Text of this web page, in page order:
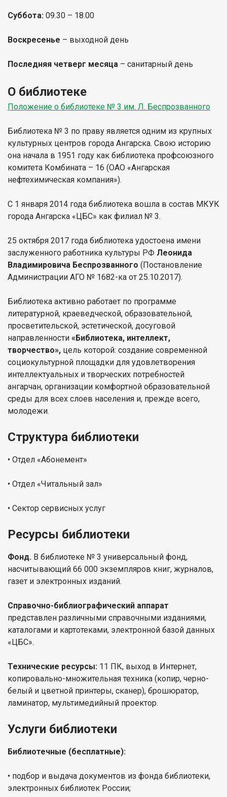
Суббота: 09.30 – 18.00
Воскресенье – выходной день
Последняя четверг месяца – санитарный день
О библиотеке
Положение о библиотеке № 3 им. Л. Беспрозванного
Библиотека № 3 по праву является одним из крупных
культурных центров города Ангарска. Свою историю
она начала в 1951 году как библиотека профсоюзного
комитета Комбината – 16 (ОАО «Ангарская
нефтехимическая компания»).
С 1 января 2014 года библиотека вошла в состав МКУК
города Ангарска «ЦБС» как филиал № 3.
25 октября 2017 года библиотека удостоена имени
заслуженного работника культуры РФ Леонида
Владимировича Беспрозванного (Постановление
Администрации АГО № 1682-ка от 25.10.2017).
Библиотека активно работает по программе
литературной, краеведческой, образовательной,
просветительской, эстетической, досуговой
направленности «Библиотека, интеллект,
творчество», цель которой: создание современной
социокультурной площадки для удовлетворения
интеллектуальных и творческих потребностей
ангарчан, организации комфортной образовательной
среды для всех слоев населения и, прежде всего,
молодежи.
Структура библиотеки
• Отдел «Абонемент»
• Отдел «Читальный зал»
• Сектор сервисных услуг
Ресурсы библиотеки
Фонд. В библиотеке № 3 универсальный фонд,
насчитывающий 66 000 экземпляров книг, журналов,
газет и электронных изданий.
Справочно-библиографический аппарат
представлен различными справочными изданиями,
каталогами и картотеками, электронной базой данных
«ЦБС».
Технические ресурсы: 11 ПК, выход в Интернет,
копировально-множительная техника (копир, черно-
белый и цветной принтеры, сканер), брошюратор,
ламинатор, мультимедийный проектор.
Услуги библиотеки
Библиотечные (бесплатные):
• подбор и выдача документов из фонда библиотеки,
электронных библиотек России;